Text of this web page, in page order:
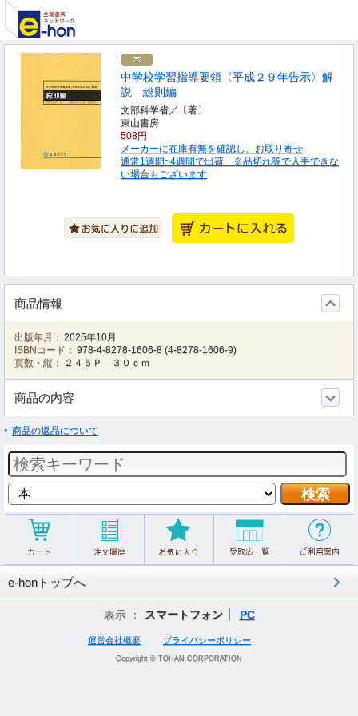
中学校学習指導要領〈平成２９年告示〉解
説 総則編
文部科学省／〔著〕
東山書房
508円
メーカーに在庫有無を確認し、お取り寄せ
通常1週間~4週間で出荷 ※品切れ等で入手できな
い場合もございます
商品情報
出版年月： 2025年10月
ISBNコード： 978-4-8278-1606-8 (4-8278-1606-9)
頁数・縦：
２４５Ｐ ３０ｃｍ
商品の内容
商品の返品について
e-honトップへ
表示 ： スマートフォン PC
運営会社概要 プライバシーポリシー
Copyright © TOHAN CORPORATION